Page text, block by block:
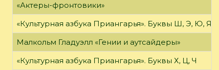
«Актеры-фронтовики»
«Культурная азбука Приангарья». Буквы Ш, Э, Ю, Я
Малкольм Гладуэлл «Гении и аутсайдеры»
«Культурная азбука Приангарья». Буквы Х, Ц, Ч